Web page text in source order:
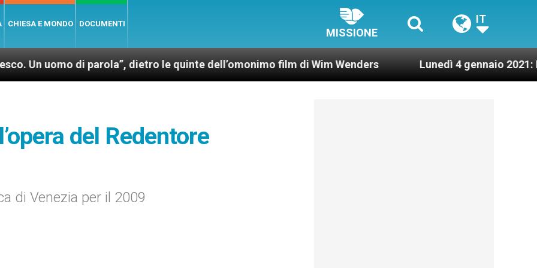
CHIESA E MONDO DOCUMENTI
MISSIONE
IT
di parola”, dietro le quinte dell’omonimo film di Wim Wenders Lunedì 4 gennaio 2021: Possesso
del Redentore
di Venezia per il 2009